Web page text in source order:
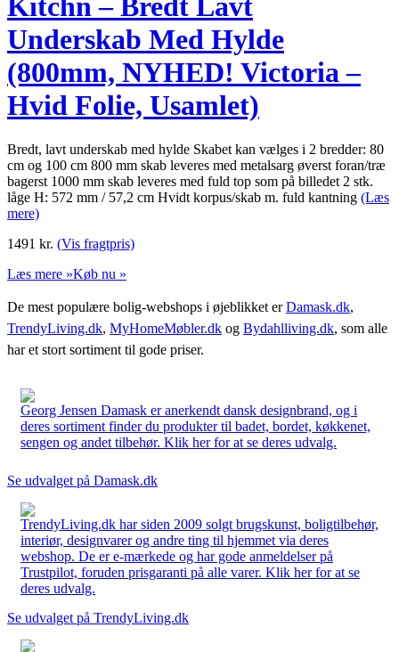
Kitchn – Bredt Lavt
Underskab Med Hylde
(800mm, NYHED! Victoria –
Hvid Folie, Usamlet)
Bredt, lavt underskab med hylde Skabet kan vælges i 2 bredder: 80
cm og 100 cm 800 mm skab leveres med metalsarg øverst foran/træ
bagerst 1000 mm skab leveres med fuld top som på billedet 2 stk.
låge H: 572 mm / 57,2 cm Hvidt korpus/skab m. fuld kantning (Læs
mere)
1491 kr. (Vis fragtpris)
Læs mere »Køb nu »
De mest populære bolig-webshops i øjeblikket erDamask.dk,
TrendyLiving.dk, MyHomeMøbler.dk og Bydahlliving.dk, som alle
har et stort sortiment til gode priser.
Georg Jensen Damask er anerkendt dansk designbrand, og i
deres sortiment finder du produkter til badet, bordet, køkkenet,
sengen og andet tilbehør. Klik her for at se deres udvalg.
Se udvalget på Damask.dk
TrendyLiving.dk har siden 2009 solgt brugskunst, boligtilbehør,
interiør, designvarer og andre ting til hjemmet via deres
webshop. De er e-mærkede og har gode anmeldelser på
Trustpilot, foruden prisgaranti på alle varer. Klik her for at se
deres udvalg.
Se udvalget på TrendyLiving.dk